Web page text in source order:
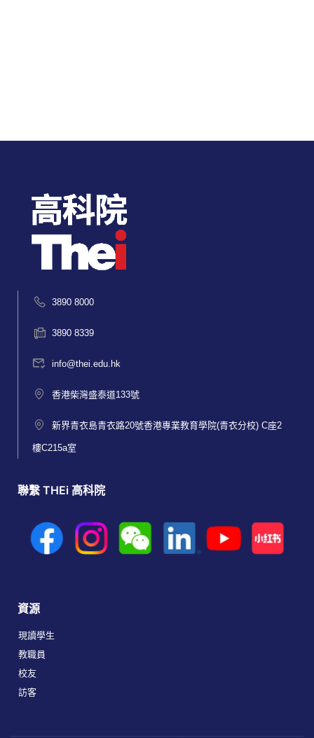
3890 8000
3890 8339
info@thei.edu.hk
香港柴灣盛泰道133號
新界青衣島青衣路20號香港專業教育學院(青衣分校) C座2
樓C215a室
聯繫 THEi 高科院
資源
現讀學生
教職員
校友
訪客